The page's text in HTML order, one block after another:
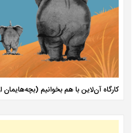
کارگاه آن‌لاین با هم بخوانیم